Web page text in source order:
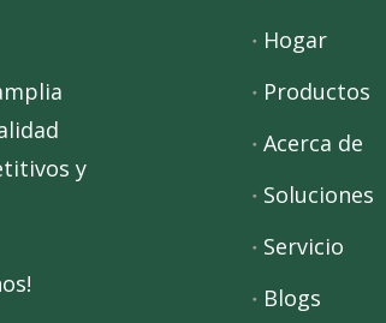
y
Hogar
Productos
Acerca de
Soluciones
Servicio
Blogs